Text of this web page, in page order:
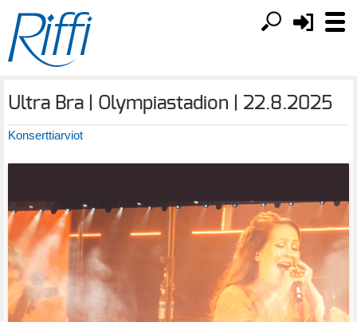
Ultra Bra | Olympiastadion | 22.8.2025
Konserttiarviot